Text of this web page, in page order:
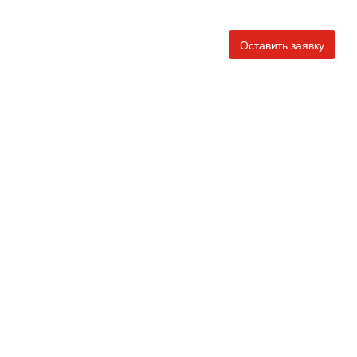
Оставить заявку